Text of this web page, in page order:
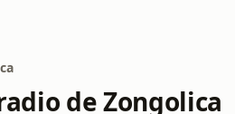
de Zongolica